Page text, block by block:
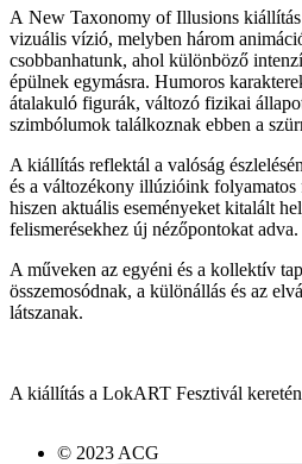
A New Taxonomy of Illusions kiállítás
vizuális vízió, melyben három
csobbanhatunk, ahol különböző
épülnek egymásra. Humoros
átalakuló figurák, változó fizikai
szimbólumok találkoznak ebben a
A kiállítás reflektál a valóság
és a változékony illúzióink folyamatos
hiszen aktuális eseményeket kitalált
felismerésekhez új nézőpontokat adva.
A műveken az egyéni és a kollektív
összemosódnak, a különállás és az
látszanak.
A kiállítás a LokART Fesztivál
© 2023 ACG